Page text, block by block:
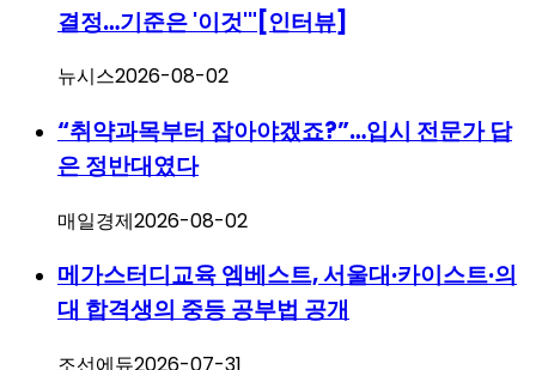
결정…기준은 '이것'"[인터뷰]
뉴시스2026-08-02
“취약과목부터 잡아야겠죠?”…입시 전문가 답
은 정반대였다
매일경제2026-08-02
메가스터디교육 엠베스트, 서울대·카이스트·의
대 합격생의 중등 공부법 공개